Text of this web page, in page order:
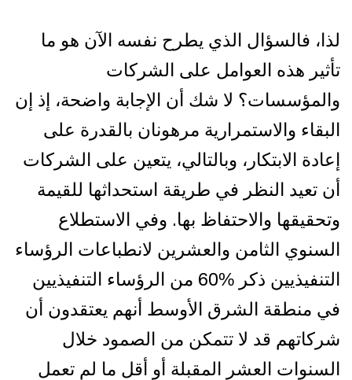
لذا، فالسؤال الذي يطرح نفسه الآن هو ما
تأثير هذه العوامل على الشركات
والمؤسسات؟ لا شك أن الإجابة واضحة، إذ إن
البقاء والاستمرارية مرهونان بالقدرة على
إعادة الابتكار، وبالتالي، يتعين على الشركات
أن تعيد النظر في طريقة استحداثها للقيمة
وتحقيقها والاحتفاظ بها. وفي الاستطلاع
السنوي الثامن والعشرين لانطباعات الرؤساء
التنفيذيين ذكر %60 من الرؤساء التنفيذيين
في منطقة الشرق الأوسط أنهم يعتقدون أن
شركاتهم قد لا تتمكن من الصمود خلال
السنوات العشر المقبلة أو أقل ما لم تعمل